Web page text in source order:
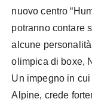
nuovo centro
potranno contare
alcune
olimpica di boxe,
Un impegno in
Alpine, crede